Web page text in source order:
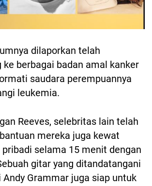
dilaporkan telah
ke berbagai badan amal kanker
saudara perempuannya
leukemia.
Reeves, selebritas lain telah
mereka juga kewat
pribadi selama 15 menit dengan
gitar yang ditandatangani
Andy Grammar juga siap untuk